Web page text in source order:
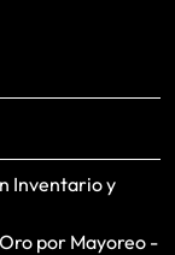
Inventario y
por Mayoreo -